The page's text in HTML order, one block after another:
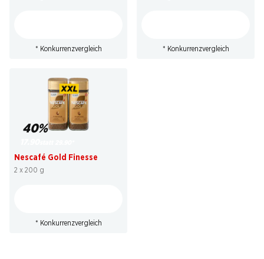
* Konkurrenzvergleich * Konkurrenzvergleich
40%
Nescafé Gold Finesse
2 x 200 g
* Konkurrenzvergleich